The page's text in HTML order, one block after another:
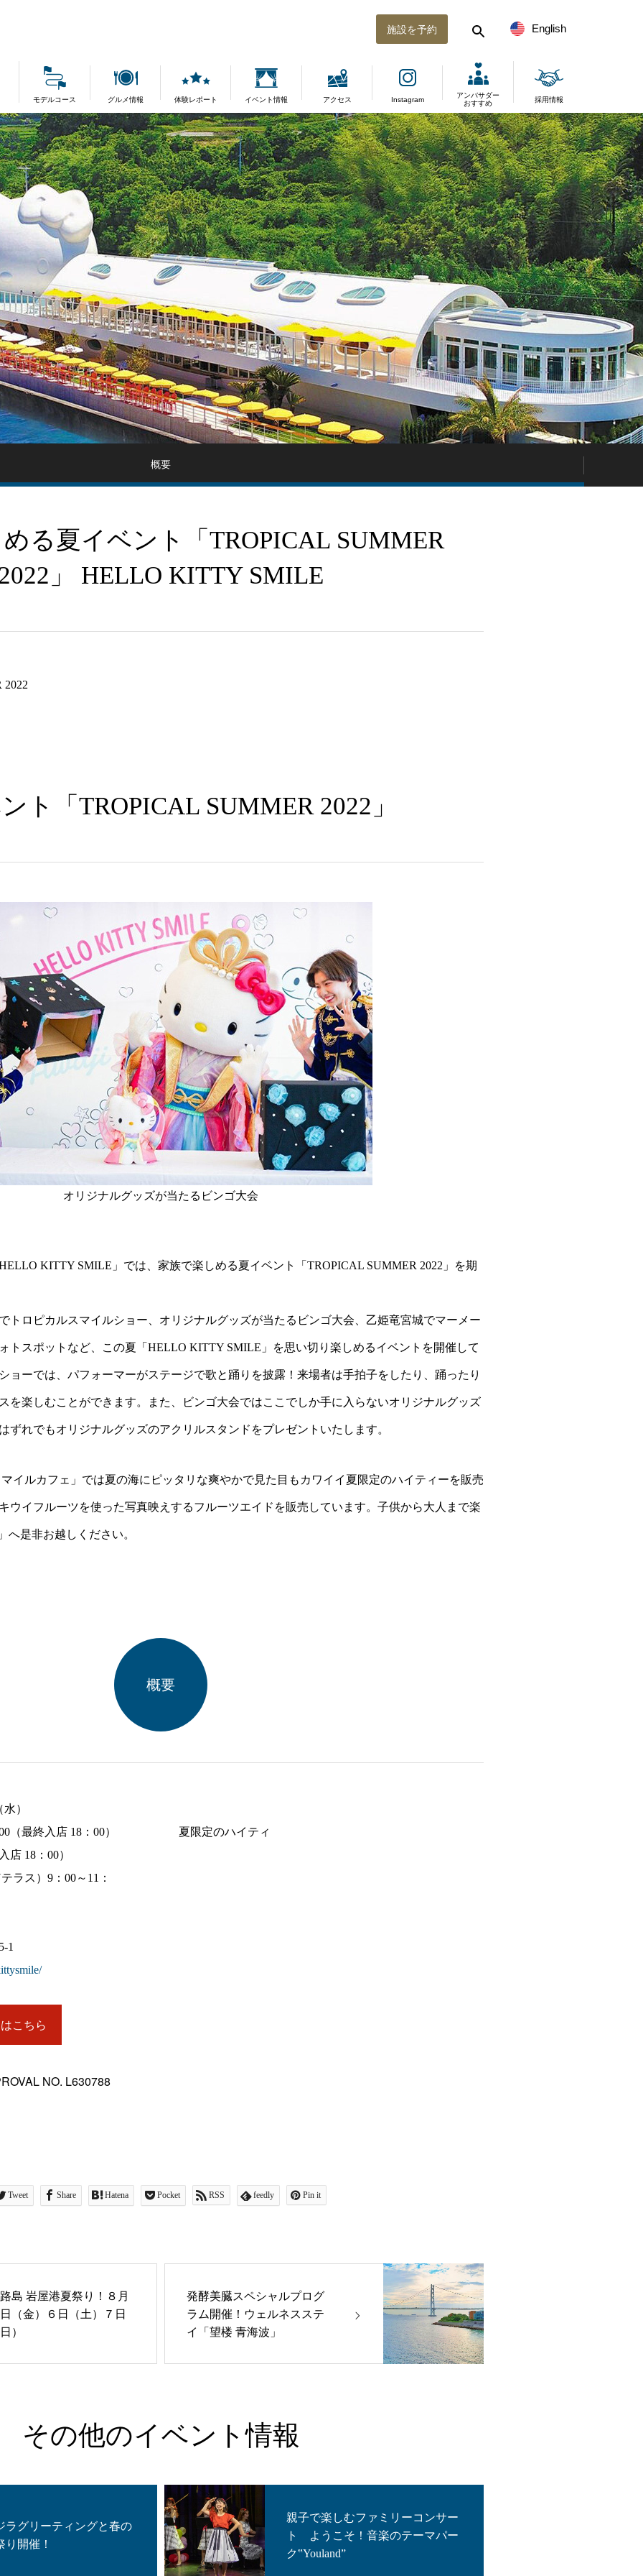
English
施設を予約
モデルコース グルメ情報 体験レポート イベント情報 アクセス Instagram
アンバサダー
おすすめ
採用情報
概要
る夏イベント「TROPICAL SUMMER
」 HELLO KITTY SMILE
ト「TROPICAL SUMMER 2022」
オリジナルグッズが当たるビンゴ大会
KITTY SMILE」では、家族で楽しめる夏イベント「TROPICAL SUMMER 2022」を期
トロピカルスマイルショー、オリジナルグッズが当たるビンゴ大会、乙姫竜宮城でマーメー
トスポットなど、この夏「HELLO KITTY SMILE」を思い切り楽しめるイベントを開催して
ーでは、パフォーマーがステージで歌と踊りを披露！来場者は手拍子をしたり、踊ったり
楽しむことができます。また、ビンゴ大会ではここでしか手に入らないオリジナルグッズ
れでもオリジナルグッズのアクリルスタンドをプレゼントいたします。
イルカフェ」では夏の海にピッタリな爽やかで見た目もカワイイ夏限定のハイティーを販売
イフルーツを使った写真映えするフルーツエイドを販売しています。子供から大人まで楽
是非お越しください。
概要
）
最終入店 18：00）
18：00）
ラス）9：00～11：
1
夏限定のハイティ
こちら
NO. L630788
Tweet Share Hatena Pocket RSS feedly Pin it
島 岩屋港夏祭り！８月
（金）６日（土）７日
）
発酵美臓スペシャルプログ
ラム開催！ウェルネスステ
イ「望楼 青海波」
その他のイベント情報
ラグリーティングと春の
り開催！
親子で楽しむファミリーコンサー
ト ようこそ！音楽のテーマパー
ク‟Youland”